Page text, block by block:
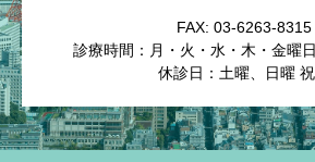
FAX: 03-6263-8315
診療時間：月・火・水・木・金曜
休診日：土曜、日曜